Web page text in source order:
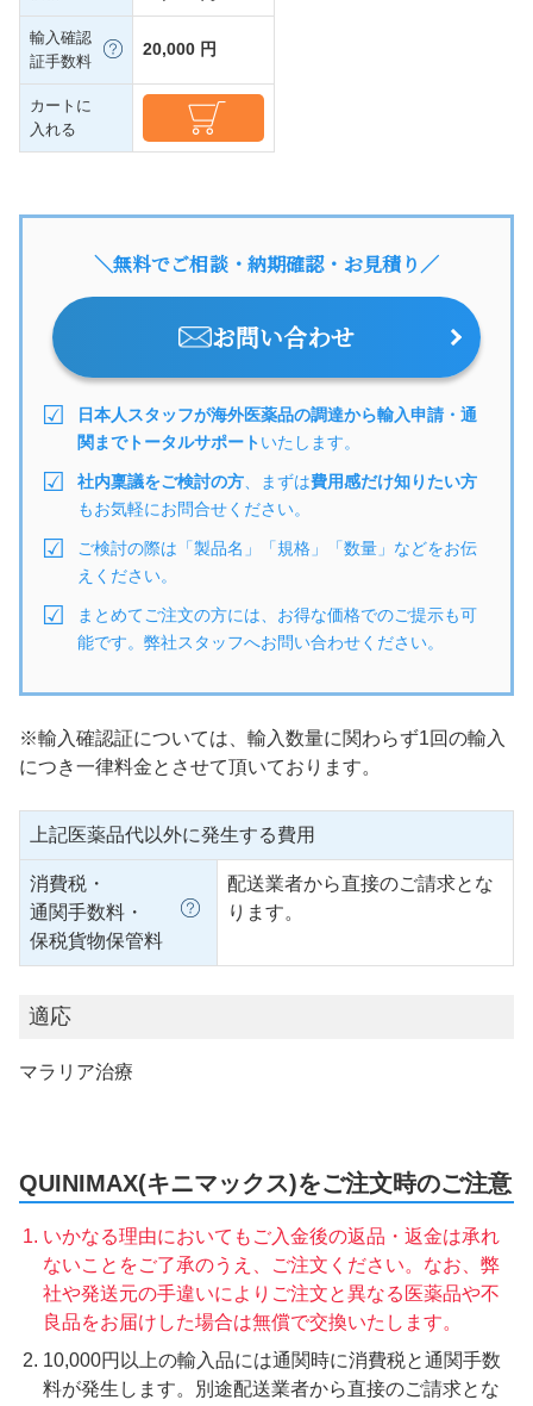
輸入確認
証手数料
20,000 円
カートに
入れる
＼無料でご相談・納期確認・お見積り／
お問い合わせ
日本人スタッフが海外医薬品の調達から輸入申請・通
関までトータルサポートいたします。
社内稟議をご検討の方 、まずは費用感だけ知りたい方
もお気軽にお問合せください。
ご検討の際は「製品名」「規格」「数量」などをお伝
えください。
まとめてご注文の方には、お得な価格でのご提示も可
能です。弊社スタッフへお問い合わせください。
※輸入確認証については、輸入数量に関わらず1回の輸入
につき一律料金とさせて頂いております。
上記医薬品代以外に発生する費用
消費税・
通関手数料・
保税貨物保管料
配送業者から直接のご請求とな
ります。
適応
マラリア治療
QUINIMAX(キニマックス)をご注文時のご注意
いかなる理由においてもご入金後の返品・返金は承れ
ないことをご了承のうえ、ご注文ください。なお、弊
社や発送元の手違いによりご注文と異なる医薬品や不
良品をお届けした場合は無償で交換いたします。
10,000円以上の輸入品には通関時に消費税と通関手数
料が発生します。別途配送業者から直接のご請求とな